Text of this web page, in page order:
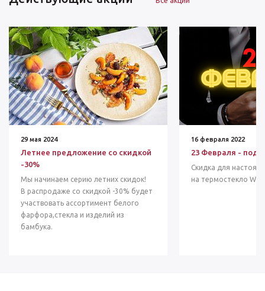
29 мая 2024
Летнее предложение со скидкой
-30%
Мы начинаем серию летних скидок!
В распродаже со скидкой -30% будет
участвовать ассортимент белого
фарфора,стекла и изделий из
бамбука.
16 февраля 2022
23 Февраля -
Скидка для
на термостекло